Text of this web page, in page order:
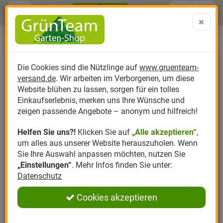
Produktkatalog
Anzucht
Dünger
Erde
Kompost
Pflanzenstärkung
Nützlinge Nützlinge gegen
Nützlingsarten
Nützlingsförderung
Nützlingszubehör
Hersteller
Biplantol
Felco
Gloria
Greenfield
Romberg
Themenwelt
Gemüsegarten
Rasen
Rosen
Ziergarten
Kräutergarten
Ratgeber
Aktuelle Themen
Schädlinge aktuell
Angebote
Sparsets / Set-
Angebote
0 ARTIKEL IM WARENKORB
Ergebnisse () Fertig
Menü Search
Die Cookies sind die Nützlinge auf www.gruenteam-
versand.de. Wir arbeiten im Verborgenen, um diese
Website blühen zu lassen, sorgen für ein tolles
Einkaufserlebnis, merken uns Ihre Wünsche und
zeigen passende Angebote – anonym und hilfreich!
Helfen Sie uns?! Klicken Sie auf „Alle akzeptieren“,
um alles aus unserer Website herauszuholen. Wenn
Sie Ihre Auswahl anpassen möchten, nutzen Sie
„Einstellungen“. Mehr Infos finden Sie unter:
Datenschutz
Cookies akzeptieren